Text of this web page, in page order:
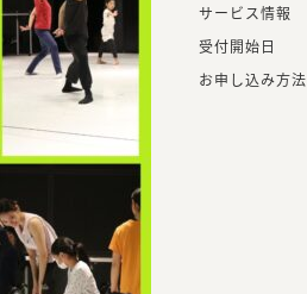
サービス情報
受付開始日
お申し込み方法